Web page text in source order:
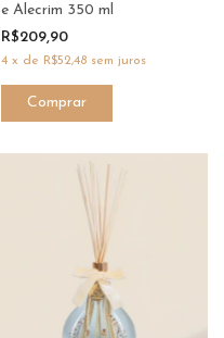
e Alecrim 350 ml
R$209,90
4 x de R$52,48 sem juros